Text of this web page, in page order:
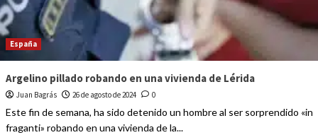
España
Argelino pillado robando en una vivienda de Lérida
Juan Bagrás 26 de agosto de 2024 0
Este fin de semana, ha sido detenido un hombre al ser sorprendido «in
fraganti» robando en una vivienda de la...